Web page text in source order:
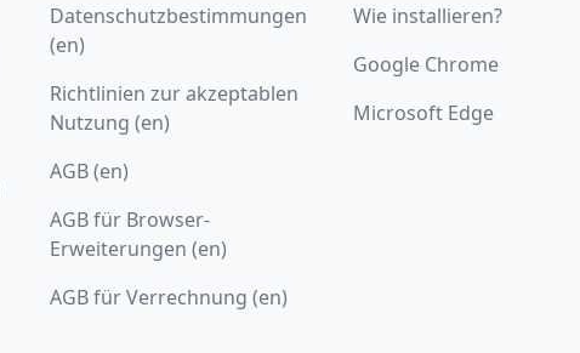
Datenschutzbestimmungen
(en)
Richtlinien zur akzeptablen
Nutzung (en)
AGB (en)
AGB für Browser-
Erweiterungen (en)
AGB für Verrechnung (en)
Wie installieren?
Google Chrome
Microsoft Edge